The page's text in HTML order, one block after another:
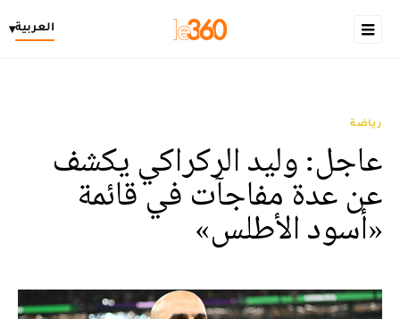
العربية▾
رياضة
عاجل: وليد الركراكي يكشف
عن عدة مفاجآت في قائمة
«أسود الأطلس»